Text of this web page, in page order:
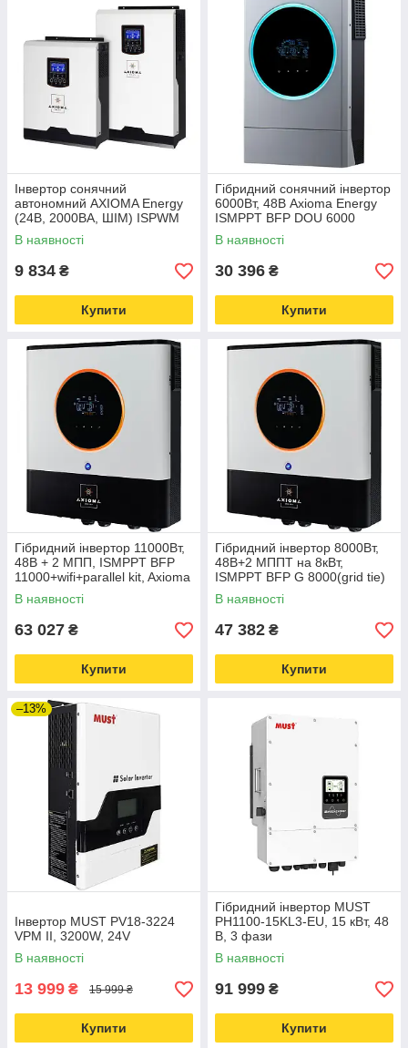
Інвертор сонячний
автономний AXIOMA Energy
(24В, 2000ВА, ШІМ) ISPWM
2000 - чиста синусоїда
В наявності
9 834 ₴
Купити
Гібридний сонячний інвертор
6000Вт, 48В Axioma Energy
ISMPPT BFP DOU 6000
В наявності
30 396 ₴
Купити
Гібридний інвертор 11000Вт,
48В + 2 МПП, ISMPPT BFP
11000+wifi+parallel kit, Axioma
Energy
В наявності
63 027 ₴
Купити
Гібридний інвертор 8000Вт,
48В+2 МППТ на 8кВт,
ISMPPT BFP G 8000(grid tie)
wifi+parallel, AXIOMA energy
В наявності
47 382 ₴
Купити
–13%
Інвертор MUST PV18-3224
VPM II, 3200W, 24V
В наявності
13 999 ₴ 15 999 ₴
Купити
Гібридний інвертор MUST
PH1100-15KL3-EU, 15 кВт, 48
В, 3 фази
В наявності
91 999 ₴
Купити